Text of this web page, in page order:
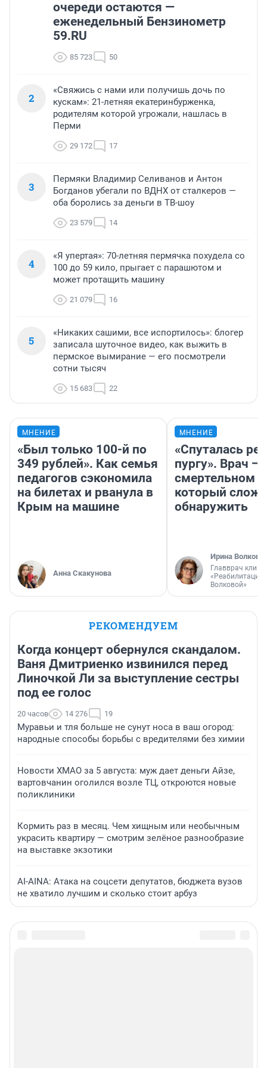
очереди остаются —
еженедельный Бензинометр
59.RU
85 723 50
2
«Свяжись с нами или получишь дочь по
кускам»: 21-летняя екатеринбурженка,
родителям которой угрожали, нашлась в
Перми
29 172 17
3
Пермяки Владимир Селиванов и Антон
Богданов убегали по ВДНХ от сталкеров —
оба боролись за деньги в ТВ-шоу
23 579 14
4
«Я упертая»: 70-летняя пермячка похудела со
100 до 59 кило, прыгает с парашютом и
может протащить машину
21 079 16
5
«Никаких сашими, все испортилось»: блогер
записала шуточное видео, как выжить в
пермское вымирание — его посмотрели
сотни тысяч
15 683 22
МНЕНИЕ
«Был только 100-й по
349 рублей». Как семья
педагогов сэкономила
на билетах и рванула в
Крым на машине
Анна Скакунова
МНЕНИЕ
«Спуталась
пургу». Врач —
смертельном
который
обнаружить
Ирина Волкова
Главврач
«Реабилитация
Волковой»
РЕКОМЕНДУЕМ
Когда концерт обернулся скандалом.
Ваня Дмитриенко извинился перед
Линочкой Ли за выступление сестры
под ее голос
20 часов 14 276 19
Муравьи и тля больше не сунут носа в ваш огород:
народные способы борьбы с вредителями без химии
Новости ХМАО за 5 августа: муж дает деньги Айзе,
вартовчанин оголился возле ТЦ, откроются новые
поликлиники
Кормить раз в месяц. Чем хищным или необычным
украсить квартиру — смотрим зелёное разнообразие
на выставке экзотики
AI-AINA: Атака на соцсети депутатов, бюджета вузов
не хватило лучшим и сколько стоит арбуз